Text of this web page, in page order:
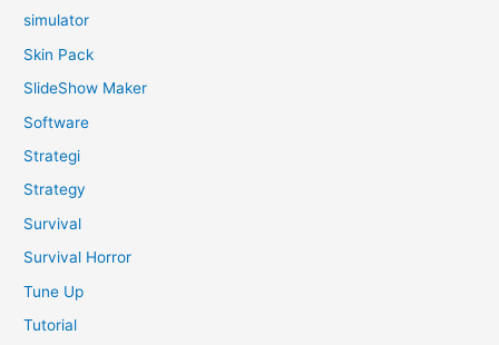
simulator
Skin Pack
SlideShow Maker
Software
Strategi
Strategy
Survival
Survival Horror
Tune Up
Tutorial